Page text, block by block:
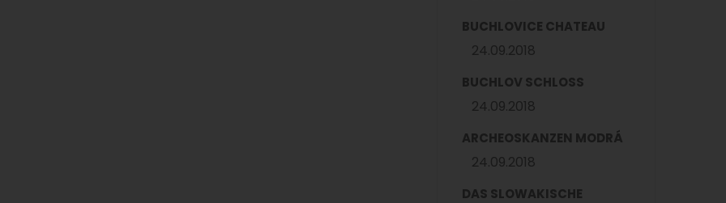
BUCHLOVICE CHATEAU
24.09.2018
BUCHLOV SCHLOSS
24.09.2018
ARCHEOSKANZEN MODRÁ
24.09.2018
DAS SLOWAKISCHE